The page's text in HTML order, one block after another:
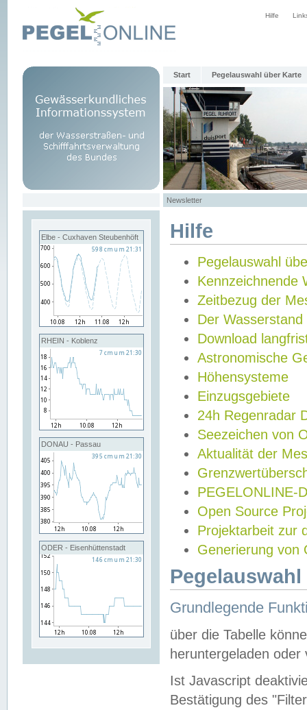
Hilfe
Start Pegelauswahl über Karte
Newsletter
Elbe - Cuxhaven Steubenhöft
RHEIN - Koblenz
DONAU - Passau
ODER - Eisenhüttenstadt
Hilfe
Pegelauswahl
Kennzeichnende
Zeitbezug der
Der Wasserstand
Download
Astronomische
Höhensysteme
Einzugsgebiete
24h Regenradar
Seezeichen von
Aktualität der
PEGELONLINE-
Open Source
Projektarbeit zur
Generierung von
Grundlegende
über die Tabelle
heruntergeladen oder
Ist Javascript
Bestätigung des